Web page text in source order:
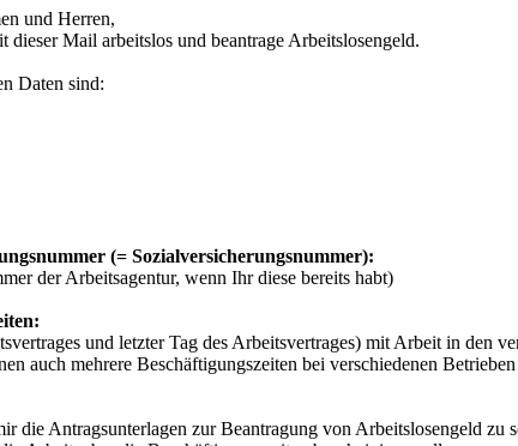
und Herren,
dieser Mail arbeitslos und beantrage Arbeitslosengeld.
Daten sind:
(= Sozialversicherungsnummer):
der Arbeitsagentur, wenn Ihr diese bereits habt)
und letzter Tag des Arbeitsvertrages) mit Arbeit in den
auch mehrere Beschäftigungszeiten bei verschiedenen
die Antragsunterlagen zur Beantragung von Arbeitslosengeld zu